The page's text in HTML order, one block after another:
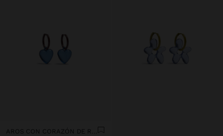
AROS CON CORAZÓN DE RESINA TRANSPARENTE